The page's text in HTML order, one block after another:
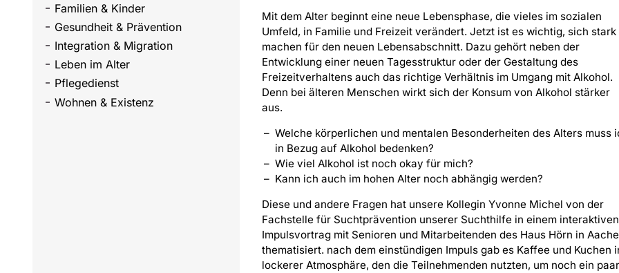
Familien & Kinder
Gesundheit & Prävention
Integration & Migration
Leben im Alter
Pflegedienst
Wohnen & Existenz
Mit dem Alter beginnt eine neue Lebensphase, die vieles im sozialen
Umfeld, in Familie und Freizeit verändert. Jetzt ist es wichtig, sich stark
machen für den neuen Lebensabschnitt. Dazu gehört neben der
Entwicklung einer neuen Tagesstruktur oder der Gestaltung des
Freizeitverhaltens auch das richtige Verhältnis im Umgang mit Alkohol.
Denn bei älteren Menschen wirkt sich der Konsum von Alkohol stärker
aus.
Welche körperlichen und mentalen Besonderheiten des Alters muss
in Bezug auf Alkohol bedenken?
Wie viel Alkohol ist noch okay für mich?
Kann ich auch im hohen Alter noch abhängig werden?
Diese und andere Fragen hat unsere Kollegin Yvonne Michel von der
Fachstelle für Suchtprävention unserer Suchthilfe in einem interaktiven
Impulsvortrag mit Senioren und Mitarbeitenden des Haus Hörn in
thematisiert. nach dem einstündigen Impuls gab es Kaffee und Kuchen
lockerer Atmosphäre, den die Teilnehmenden nutzten, um noch ein paar